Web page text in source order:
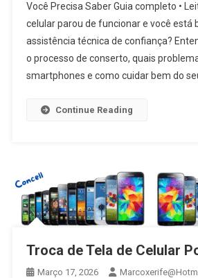
Celular
Perto
De
Mim
Em
Grossa
Você Precisa Saber Guia completo •
celular parou de funcionar e você está
assistência técnica de confiança?
o processo de conserto, quais
smartphones e como cuidar bem do
Continue Reading
Troca de Tela de Celular
Março 17, 2026